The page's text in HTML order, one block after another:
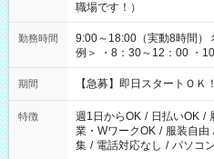
職場です！）
勤務時間
9:00～18:00（実動8時間） 希望の時間帯を選べます！ ＜シフト
例＞ ・8：30～12：00 ・
・13：00～22：00 ・22：
期間 【急募】即日スタートＯ
特徴 週1日からOK / 日払いOK /
業・WワークOK / 服装自由
集 / 電話対応なし / パソコ